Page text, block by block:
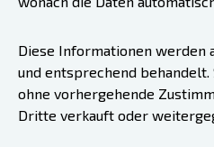
Diese Informationen werden
und entsprechend
ohne vorhergehende
Dritte verkauft oder